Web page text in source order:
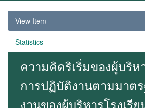
View Item
Statistics
ความคิดริเริ่มของผู้บริ
การปฏิบัติงานตามมาต
งานของผู้บริหารโรงเรี